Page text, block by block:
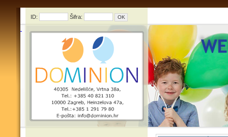
ID: Šifra: